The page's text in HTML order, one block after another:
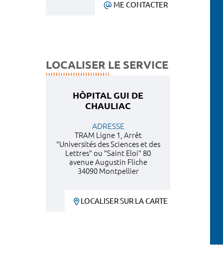
ME CONTACTER
LOCALISER LE SERVICE
HÔPITAL GUI DE
CHAULIAC
ADRESSE
TRAM Ligne 1, Arrêt
"Universités des Sciences et des
Lettres" ou "Saint Eloi" 80
avenue Augustin Fliche
34090 Montpellier
LOCALISER SUR LA CARTE